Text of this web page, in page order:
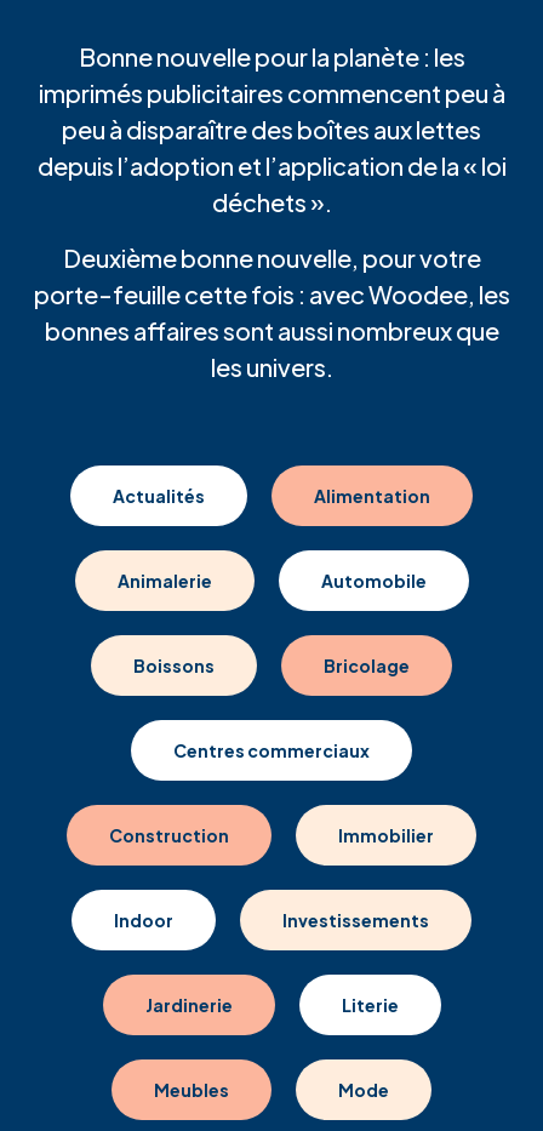
Bonne nouvelle pour la planète : les
imprimés publicitaires commencent peu à
peu à disparaître des boîtes aux lettes
depuis l’adoption et l’application de la « loi
déchets ».
Deuxième bonne nouvelle, pour votre
porte-feuille cette fois : avec Woodee, les
bonnes affaires sont aussi nombreux que
les univers.
Actualités Alimentation
Animalerie Automobile
Boissons Bricolage
Centres commerciaux
Construction Immobilier
Indoor Investissements
Jardinerie Literie
Meubles Mode